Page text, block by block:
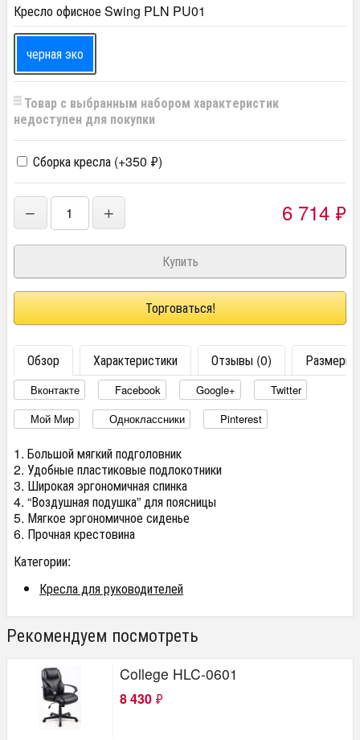
Кресло офисное Swing PLN PU01
черная эко
Товар с выбранным набором характеристик
недоступен для покупки
Сборка кресла (+350 ₽)
− + 6 714 ₽
Торговаться!
Обзор Характеристики Отзывы (0) Размеры
Вконтакте Facebook Google+
Twitter
Мой Мир
Одноклассники Pinterest
1. Большой мягкий подголовник
2. Удобные пластиковые подлокотники
3. Широкая эргономичная спинка
4. “Воздушная подушка” для поясницы
5. Мягкое эргономичное сиденье
6. Прочная крестовина
Категории:
Кресла для руководителей
Рекомендуем посмотреть
College HLC-0601
8 430 ₽